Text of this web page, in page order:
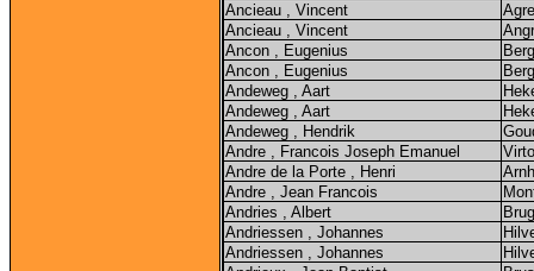
Ancieau , Vincent
Agre
Ancieau , Vincent
Ancon , Eugenius
Ancon , Eugenius
Andeweg , Aart
Andeweg , Aart
Andeweg , Hendrik
Andre , Francois Joseph Emanuel
Andre de la Porte , Henri
Andre , Jean Francois
Andries , Albert
Andriessen , Johannes
Andriessen , Johannes